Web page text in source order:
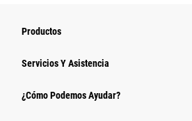
Productos
Servicios Y Asistencia
¿Cómo Podemos Ayudar?